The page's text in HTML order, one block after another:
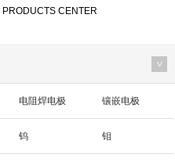
PRODUCTS CENTER
>
电阻焊电极 镶嵌电极
钨 钼